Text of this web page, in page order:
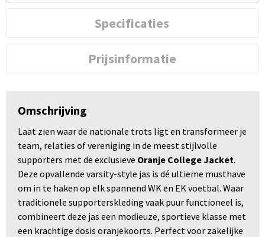
Specificaties
Prijsinformatie
Omschrijving
Laat zien waar de nationale trots ligt en transformeer je
team, relaties of vereniging in de meest stijlvolle
supporters met de exclusieve Oranje College Jacket.
Deze opvallende varsity-style jas is dé ultieme musthave
om in te haken op elk spannend WK en EK voetbal. Waar
traditionele supporterskleding vaak puur functioneel is,
combineert deze jas een modieuze, sportieve klasse met
een krachtige dosis oranjekoorts. Perfect voor zakelijke